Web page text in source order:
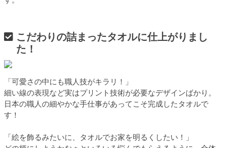
こだわりの詰まったタオルに仕上がりまし
た！
「可愛さの中にも職人技がキラリ！」
細い線の表現など実はプリント技術が必要なデザインばかり。
日本の職人の細やかな手仕事があってこそ完成したタオルで
す！
「絵を飾るみたいに、タオルでお家を明るくしたい！」